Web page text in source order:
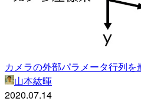
カメラの外部パラメータ行列
山本紘暉
2020.07.14